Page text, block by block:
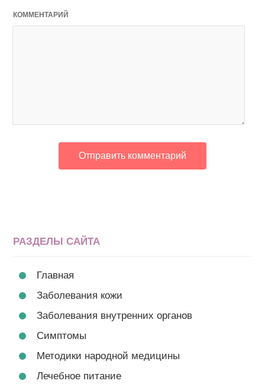
КОММЕНТАРИЙ
РАЗДЕЛЫ САЙТА
Главная
Заболевания кожи
Заболевания внутренних органов
Симптомы
Методики народной медицины
Лечебное питание